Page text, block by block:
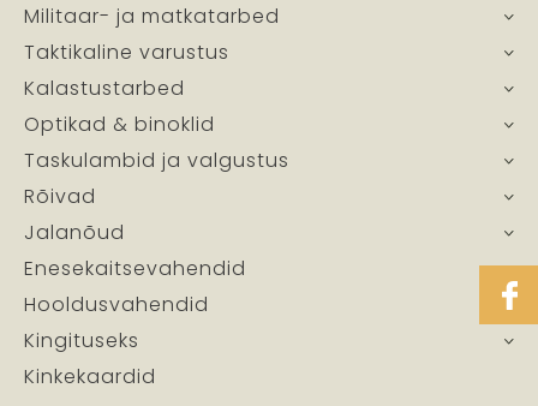
Militaar- ja matkatarbed
Taktikaline varustus
Kalastustarbed
Optikad & binoklid
Taskulambid ja valgustus
Rõivad
Jalanõud
Enesekaitsevahendid
Hooldusvahendid
Kingituseks
Kinkekaardid